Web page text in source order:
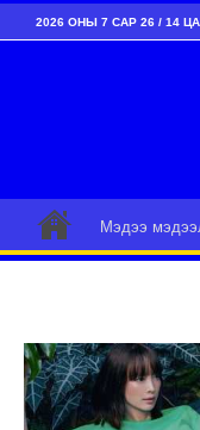
2026 ОНЫ 7 САР 26 / 14
Мэдээ